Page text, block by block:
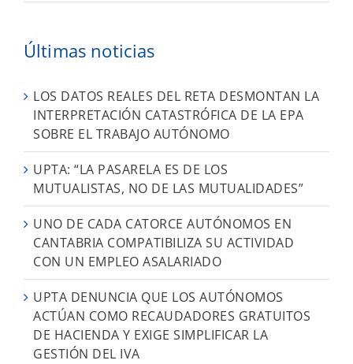
Últimas noticias
LOS DATOS REALES DEL RETA DESMONTAN LA
INTERPRETACIÓN CATASTRÓFICA DE LA EPA
SOBRE EL TRABAJO AUTÓNOMO
UPTA: “LA PASARELA ES DE LOS
MUTUALISTAS, NO DE LAS MUTUALIDADES”
UNO DE CADA CATORCE AUTÓNOMOS EN
CANTABRIA COMPATIBILIZA SU ACTIVIDAD
CON UN EMPLEO ASALARIADO
UPTA DENUNCIA QUE LOS AUTÓNOMOS
ACTÚAN COMO RECAUDADORES GRATUITOS
DE HACIENDA Y EXIGE SIMPLIFICAR LA
GESTIÓN DEL IVA